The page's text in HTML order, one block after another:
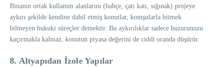
Binanın ortak kullanım alanlarını (bahçe, çatı katı, sığınak) projeye
aykırı şekilde kendine dahil etmiş konutlar, komşularla bitmek
bilmeyen hukuki süreçler demektir. Bu aykırılıklar sadece huzurunuzu
kaçırmakla kalmaz, konutun piyasa değerini de ciddi oranda düşürür.
8. Altyapıdan İzole Yapılar